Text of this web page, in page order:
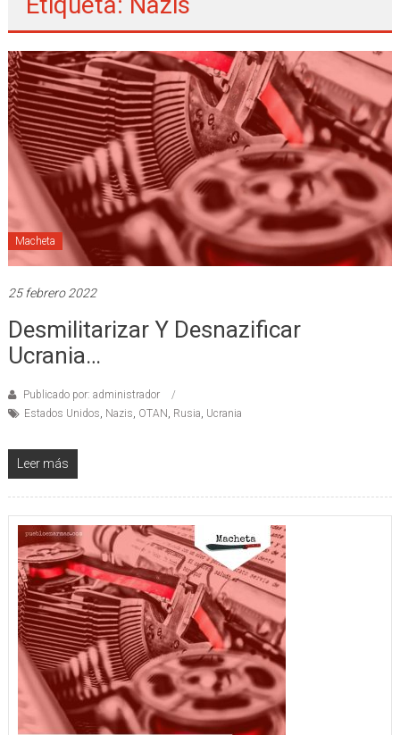
Macheta
25 febrero 2022
Desmilitarizar Y Desnazificar
Ucrania…
Publicado por: administrador
Estados Unidos Nazis OTAN Rusia Ucrania
Leer más